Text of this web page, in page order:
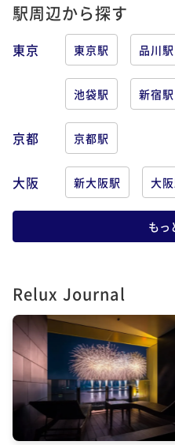
駅周辺から探す
東京 東京駅 品川駅
池袋駅 新宿駅
京都 京都駅
大阪 新大阪駅 大
もっ
Relux Journal